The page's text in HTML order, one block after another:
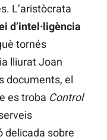
L’aristòcrata
d’intel·ligència
tornés
lliurat Joan
documents, el
es troba Control
delicada sobre